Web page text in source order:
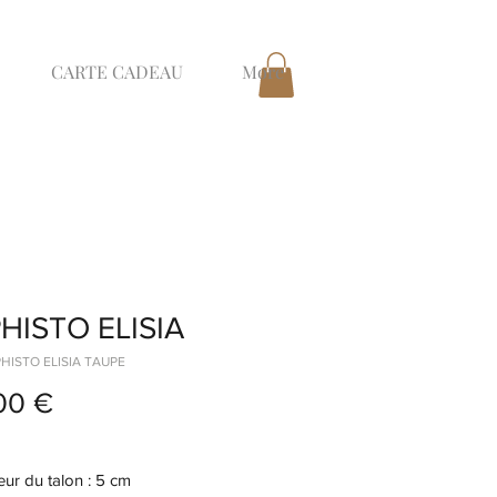
CARTE CADEAU More
ELISIA
ELISIA TAUPE
€Prix
du talon : 5 cm